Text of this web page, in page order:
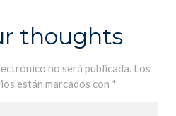
Itslearning !
thoughts
no será publicada. Los
están marcados con *